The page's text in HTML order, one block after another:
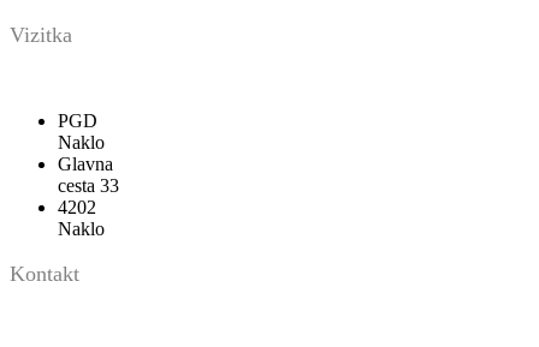
Vizitka
PGD
Naklo
Glavna
cesta 33
4202
Naklo
Kontakt